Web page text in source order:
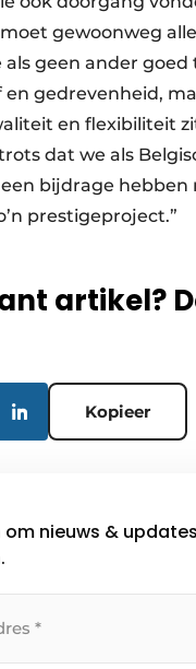
gewoonweg
geen ander goed
en gedrevenheid,
en flexibiliteit
dat we als
bijdrage hebben
prestigeproject.”
artikel?
Kopieer
om nieuws &